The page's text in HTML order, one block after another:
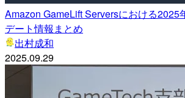
Amazon GameLift Serversにおける2025
デート情報まとめ
出村成和
2025.09.29